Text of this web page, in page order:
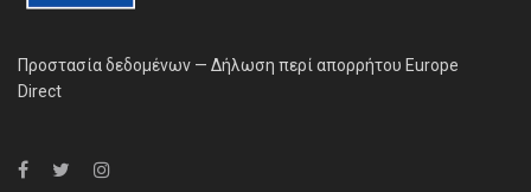
Προστασία δεδομένων — Δήλωση περί απορρήτου Europe
Direct